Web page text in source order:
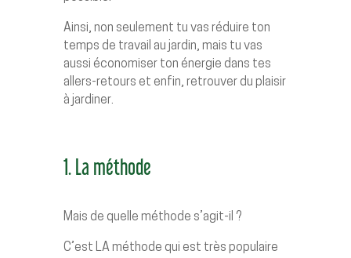
Ainsi, non seulement tu vas réduire ton
temps de travail au jardin, mais tu vas
aussi économiser ton énergie dans tes
allers-retours et enfin, retrouver du plaisir
à jardiner.
1. La méthode
Mais de quelle méthode s’agit-il ?
C’est LA méthode qui est très populaire